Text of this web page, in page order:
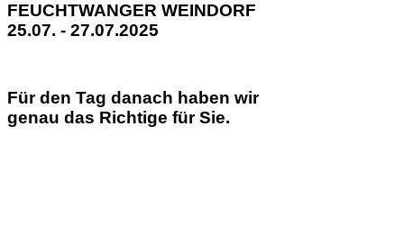
FEUCHTWANGER WEINDORF
25.07. - 27.07.2025
Für den Tag danach haben wir
genau das Richtige für Sie.